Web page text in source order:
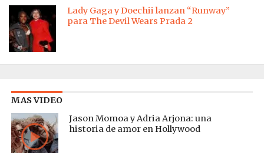
Lady Gaga y Doechii lanzan “Runway”
para The Devil Wears Prada 2
MAS VIDEO
Jason Momoa y Adria Arjona: una
historia de amor en Hollywood